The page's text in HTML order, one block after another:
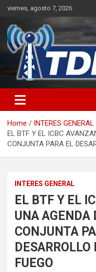
Skip
content
viernes, agosto 7, 2026
Home
INTERES GENERAL
EL BTF Y EL ICBC
CONJUNTA PARA EL
INTERES GENERAL
EL BTF Y EL
UNA AGENDA
CONJUNTA
FUEGO